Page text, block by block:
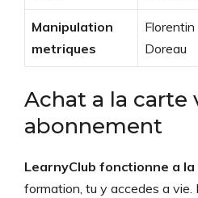
Manipulation
metriques
Florentin
Doreau
Achat a la carte
abonnement
LearnyClub fonctionne a
formation, tu y accedes a vie.